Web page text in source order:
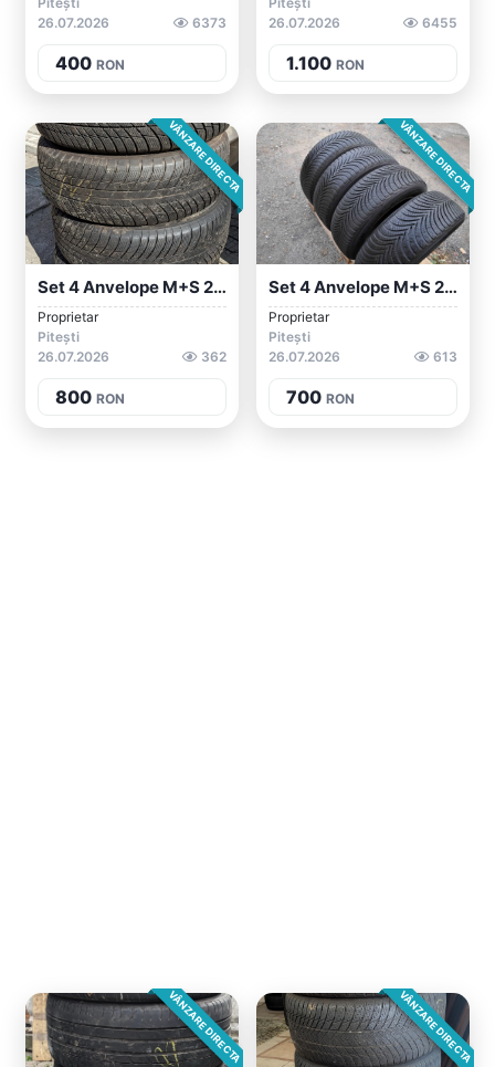
26.07.2026
6373
400 RON
26.07.2026
6455
1.100 RON
VÂNZARE DIRECTA
Set 4 Anvelope M+S 225/60/18 Bridgestone
Proprietar
Pitești
26.07.2026
362
800 RON
VÂNZARE DIRECTA
Set 4 Anvelope M+S 225/55/16 MICHELIN AL...
Proprietar
Pitești
26.07.2026
613
700 RON
VÂNZARE DIRECTA VÂNZARE DIRECTA